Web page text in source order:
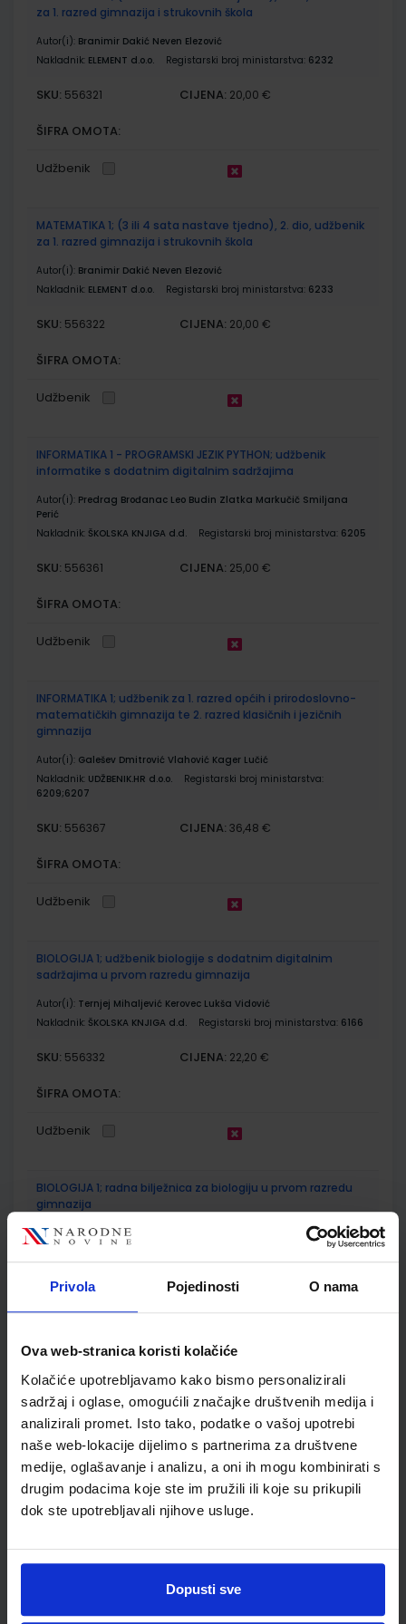
Privola Pojedinosti O nama
Ova web-stranica koristi kolačiće
Kolačiće upotrebljavamo kako bismo personalizirali
sadržaj i oglase, omogućili značajke društvenih medija i
analizirali promet. Isto tako, podatke o vašoj upotrebi
naše web-lokacije dijelimo s partnerima za društvene
medije, oglašavanje i analizu, a oni ih mogu kombinirati s
drugim podacima koje ste im pružili ili koje su prikupili
dok ste upotrebljavali njihove usluge.
Dopusti sve
za 1. razred gimnazija i strukovnih škola
Autor(i): Branimir Dakić Neven Elezović
Nakladnik: ELEMENT d.o.o. Registarski broj ministarstva: 6232
SKU: 556321 CIJENA: 20,00 €
ŠIFRA OMOTA:
Udžbenik
MATEMATIKA 1; (3 ili 4 sata nastave tjedno), 2. dio, udžbenik
za 1. razred gimnazija i strukovnih škola
Autor(i): Branimir Dakić Neven Elezović
Nakladnik: ELEMENT d.o.o. Registarski broj ministarstva: 6233
SKU: 556322 CIJENA: 20,00 €
ŠIFRA OMOTA:
Udžbenik
INFORMATIKA 1 - PROGRAMSKI JEZIK PYTHON; udžbenik
informatike s dodatnim digitalnim sadržajima
Autor(i): Predrag Brođanac Leo Budin Zlatka Markučič Smiljana
Perić
Nakladnik: ŠKOLSKA KNJIGA d.d. Registarski broj ministarstva: 6205
SKU: 556361 CIJENA: 25,00 €
ŠIFRA OMOTA:
Udžbenik
INFORMATIKA 1; udžbenik za 1. razred općih i prirodoslovno-
matematičkih gimnazija te 2. razred klasičnih i jezičnih
gimnazija
Autor(i): Galešev Dmitrović Vlahović Kager Lučić
Nakladnik: UDŽBENIK.HR d.o.o.
Registarski broj ministarstva:
6209;6207
SKU: 556367 CIJENA: 36,48 €
ŠIFRA OMOTA:
Udžbenik
BIOLOGIJA 1; udžbenik biologije s dodatnim digitalnim
sadržajima u prvom razredu gimnazija
Autor(i): Ternjej Mihaljević Kerovec Lukša Vidović
Nakladnik: ŠKOLSKA KNJIGA d.d. Registarski broj ministarstva: 6166
SKU: 556332 CIJENA: 22,20 €
ŠIFRA OMOTA:
Udžbenik
BIOLOGIJA 1; radna bilježnica za biologiju u prvom razredu
gimnazija
Autor(i):Damir Bendelja Žaklin Lukša Martina Vidović
Registarski broj ministarstva:
DOM
Udžbenik
FIZIKA 1; udžbenik iz fizike za prvi razred gimnazije
Autor(i):
Jakov Labor Jasmina Zelenko Paduan
SKU:556334 CIJENA:22,00 €
ŠIFRA OMOTA: